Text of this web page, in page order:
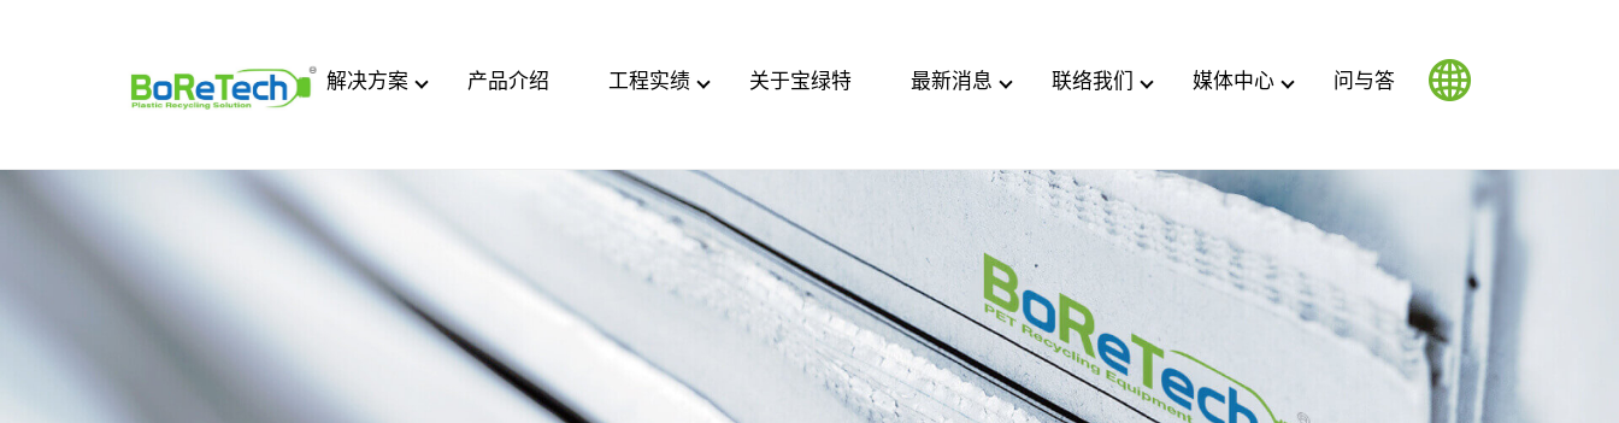
解决方案 产品介绍 工程实绩 关于宝绿特 最新消息 联络我们 媒体中心 问与答